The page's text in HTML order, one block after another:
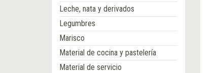
Leche, nata y derivados
Legumbres
Marisco
Material de cocina y pastelería
Material de servicio